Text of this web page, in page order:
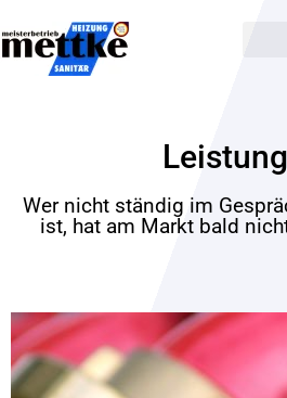
Wer nicht ständig im
ist, hat am Markt bald